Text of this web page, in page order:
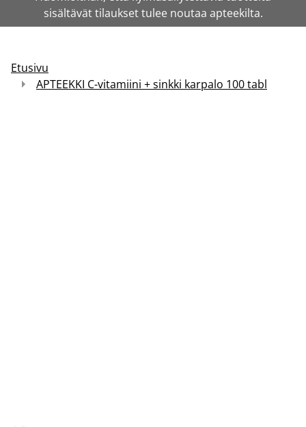
sisältävät tilaukset tulee noutaa apteekilta.
Etusivu
APTEEKKI C-vitamiini + sinkki karpalo 100 tabl